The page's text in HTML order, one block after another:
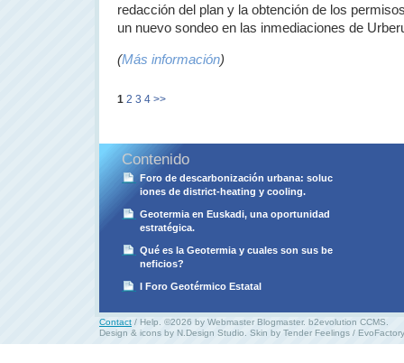
redacción del plan y la obtención de los
un nuevo sondeo en las inmediaciones de
(Más información)
1 2 3 4 >>
Contenido
Foro de descarbonización urbana: soluc
iones de district-heating y cooling.
Geotermia en Euskadi, una oportunidad
estratégica.
Qué es la Geotermia y cuales son sus be
neficios?
I Foro Geotérmico Estatal
Contact / Help . ©2026 by Webmaster Blogmaster. b2evolution CCMS
Design & icons by N.Design Studio . Skin by Tender Feelings / EvoFactory